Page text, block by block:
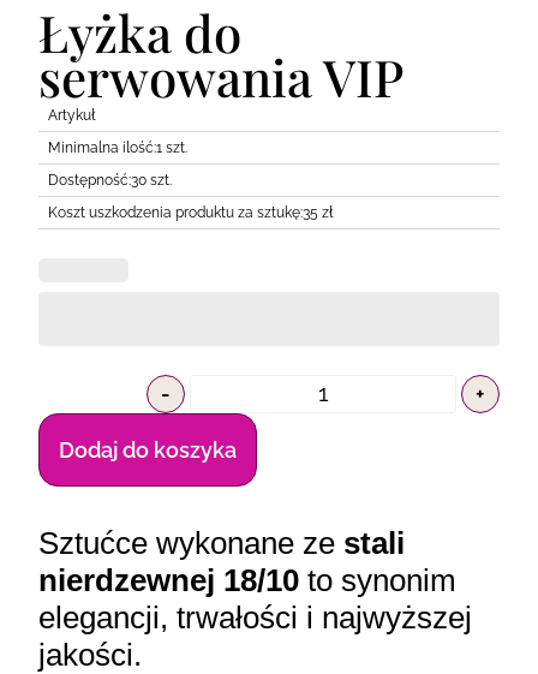
Łyżka do
serwowania VIP
Artykuł
Minimalna ilość:1 szt.
Dostępność:30 szt.
Koszt uszkodzenia produktu za sztukę:35 zł
- +
Dodaj do koszyka
Sztućce wykonane ze stali
nierdzewnej 18/10 to synonim
elegancji, trwałości i najwyższej
jakości.